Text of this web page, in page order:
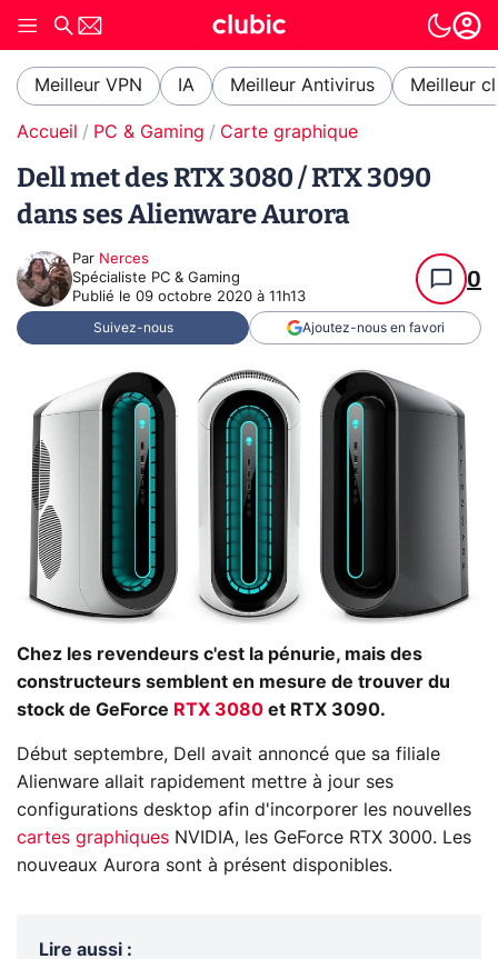
Meilleur VPN IA Meilleur Antivirus Meilleur
Accueil PC & Gaming Carte graphique
Dell met des RTX 3080 / RTX 3090
dans ses Alienware Aurora
Par Nerces
Spécialiste PC & Gaming
Publié le 09 octobre 2020 à 11h13
0
Suivez-nous Ajoutez-nous en favori
Chez les revendeurs c'est la pénurie, mais des
constructeurs semblent en mesure de trouver du
stock de GeForce RTX 3080 et RTX 3090.
Début septembre, Dell avait annoncé que sa filiale
Alienware allait rapidement mettre à jour ses
configurations desktop afin d'incorporer les nouvelles
cartes graphiques NVIDIA, les GeForce RTX 3000. Les
nouveaux Aurora sont à présent disponibles.
Lire aussi :